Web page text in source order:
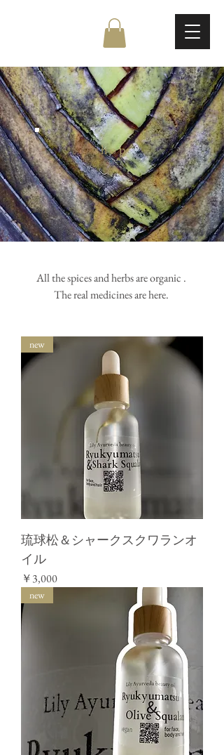
shop
new
琉球松＆シャークスクワランオ
イル
価格
￥3,000
new
All the spices and herbs are organic .
The real medicines are here.